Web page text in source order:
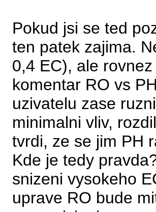
Pokud jsi se ted
ten patek zajima.
0,4 EC), ale
komentar RO vs
uzivatelu zase
minimalni vliv,
tvrdi, ze se jim PH
Kde je tedy
snizeni vysokeho
uprave RO bude